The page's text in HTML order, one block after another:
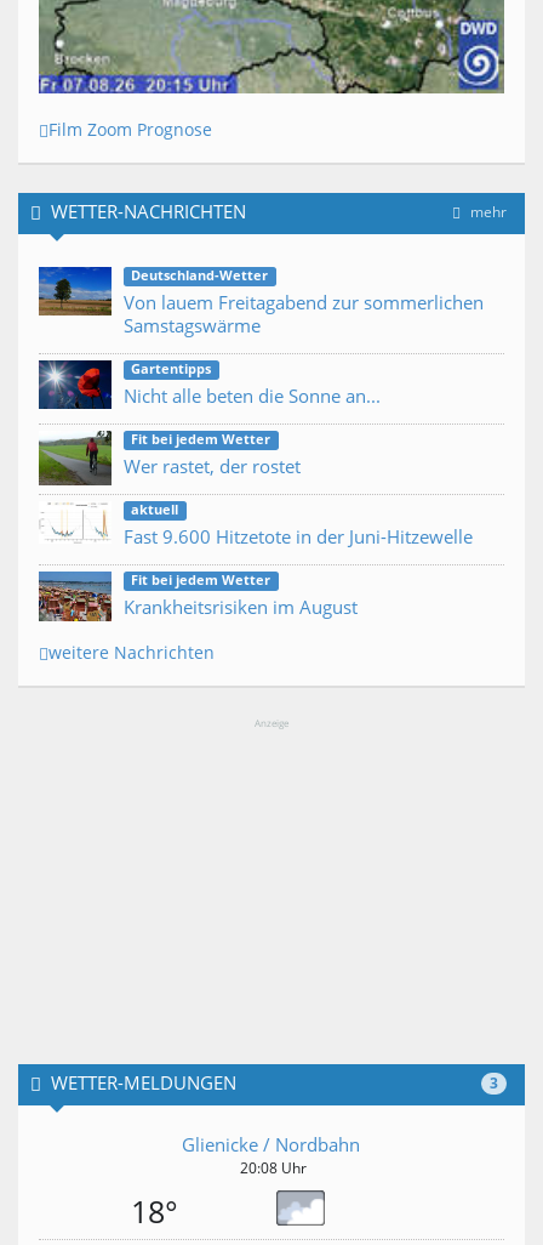
Film Zoom Prognose
mehr
WETTER-NACHRICHTEN
Deutschland-Wetter
Von lauem Freitagabend zur sommerlichen
Samstagswärme
Gartentipps
Nicht alle beten die Sonne an...
Fit bei jedem Wetter
Wer rastet, der rostet
aktuell
Fast 9.600 Hitzetote in der Juni-Hitzewelle
Fit bei jedem Wetter
Krankheitsrisiken im August
weitere Nachrichten
Anzeige
3
WETTER-MELDUNGEN
Glienicke / Nordbahn
20:08 Uhr
18°